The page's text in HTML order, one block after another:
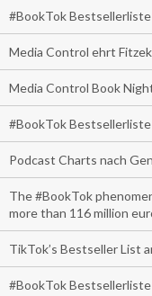
#BookTok
Media Control ehrt
Media Control Book
#BookTok
Podcast Charts nach
The #BookTok
more than 116 million
TikTok’s Bestseller List
#BookTok